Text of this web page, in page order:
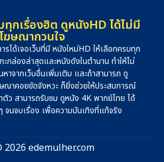
กเรื่องฮิต ดูหนังHD ได้ไม่มี
โฆษณากวนใจ
รได้เจอเว็บที่มี หนังใหม่HD ให้เลือกครบทุก
กล่องล่าสุดและหนังดังในตำนาน ทำให้ไม่
หาจากเว็บอื่นเพิ่มเติม และถ้าสามารถ ดู
ณาคอยขัดจังหวะ ก็ยิ่งช่วยให้ประสบการณ์
ตัว สามารถรับชม ดูหนัง 4K พากย์ไทย ได้
จนจบเรื่อง เพื่อความบันเทิงที่แท้จริง
edemulher.com